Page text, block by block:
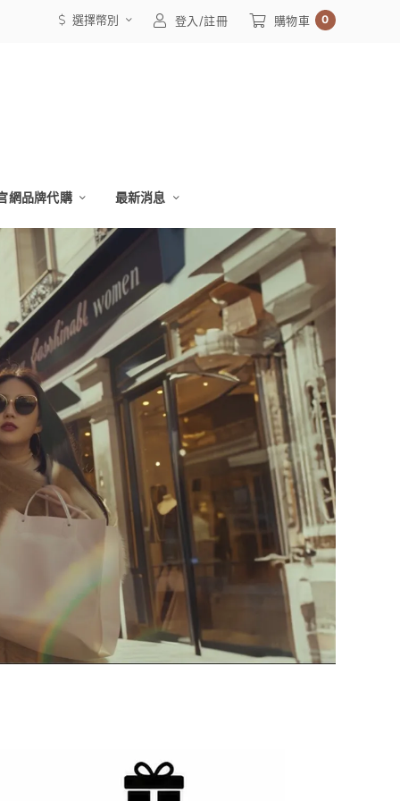
選擇幣別 登入/註冊 購物車 0
網品牌代購 最新消息